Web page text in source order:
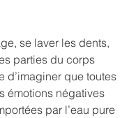
se laver les dents,
parties du corps
d’imaginer que toutes
émotions négatives
par l’eau pure